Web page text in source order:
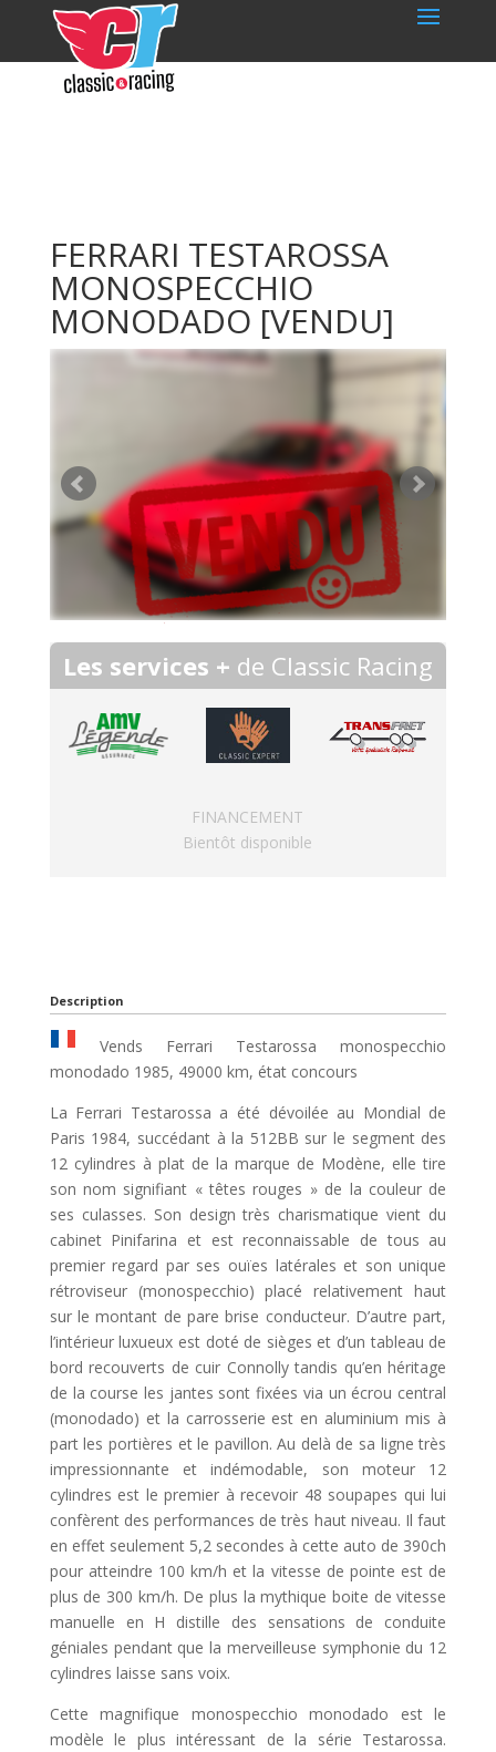
FERRARI TESTAROSSA
MONOSPECCHIO
MONODADO [VENDU]
Les services + de Classic Racing
FINANCEMENT
Bientôt disponible
Description
Vends Ferrari Testarossa monospecchio
monodado 1985, 49000 km, état concours
La Ferrari Testarossa a été dévoilée au Mondial de
Paris 1984, succédant à la 512BB sur le segment des
12 cylindres à plat de la marque de Modène, elle tire
son nom signifiant « têtes rouges » de la couleur de
ses culasses. Son design très charismatique vient du
cabinet Pinifarina et est reconnaissable de tous au
premier regard par ses ouïes latérales et son unique
rétroviseur (monospecchio) placé relativement haut
sur le montant de pare brise conducteur. D’autre part,
l’intérieur luxueux est doté de sièges et d’un tableau de
bord recouverts de cuir Connolly tandis qu’en héritage
de la course les jantes sont fixées via un écrou central
(monodado) et la carrosserie est en aluminium mis à
part les portières et le pavillon. Au delà de sa ligne très
impressionnante et indémodable, son moteur 12
cylindres est le premier à recevoir 48 soupapes qui lui
confèrent des performances de très haut niveau. Il faut
en effet seulement 5,2 secondes à cette auto de 390ch
pour atteindre 100 km/h et la vitesse de pointe est de
plus de 300 km/h. De plus la mythique boite de vitesse
manuelle en H distille des sensations de conduite
géniales pendant que la merveilleuse symphonie du 12
cylindres laisse sans voix.
Cette magnifique monospecchio monodado est le
modèle le plus intéressant de la série Testarossa.